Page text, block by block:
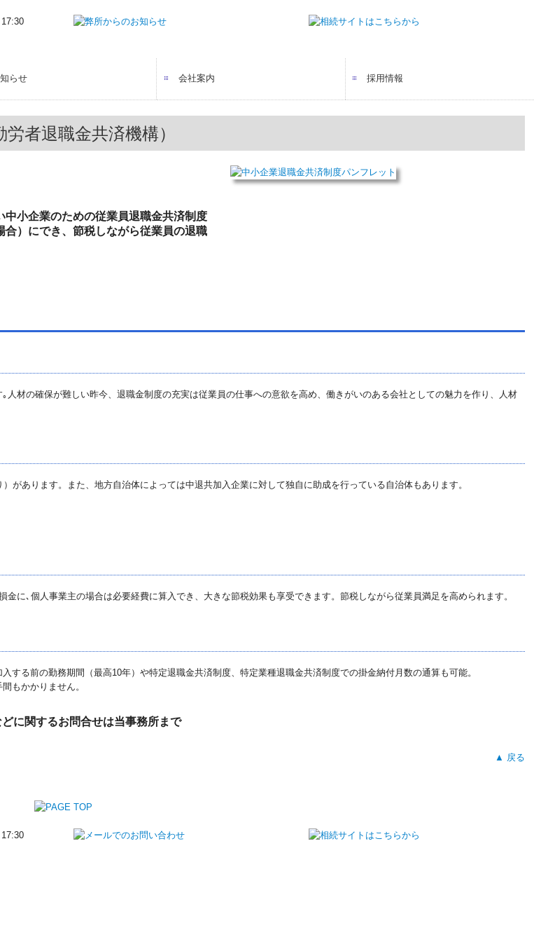
らせ
標語解説
会社案内
ご挨拶
経営理念
アクセスマップ
採用情報
募集要項
者退職金共済機構）
小企業のための従業員退職金共済制度
）にでき、節税しながら従業員の退職
材の確保が難しい昨今、退職金制度の充実は従業員の仕事への意欲を高め、働きがいのある会社としての魅力を作り、人材
あります。また、地方自治体によっては中退共加入企業に対して独自に助成を行っている自治体もあります。
に､個人事業主の場合は必要経費に算入でき、大きな節税効果も享受できます。節税しながら従業員満足を高められます。
る前の勤務期間（最高10年）や特定退職金共済制度、特定業種退職金共済制度での掛金納付月数の通算も可能。
もかかりません。
に関するお問合せは当事務所まで
▲ 戻る